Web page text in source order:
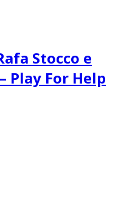
Stocco e
Play For Help